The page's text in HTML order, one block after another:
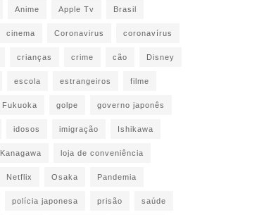
Anime Apple Tv Brasil
cinema Coronavirus coronavírus
crianças crime cão Disney
escola estrangeiros filme
Fukuoka golpe governo japonês
idosos imigração Ishikawa
Kanagawa loja de conveniência
Netflix Osaka Pandemia
polícia japonesa prisão saúde